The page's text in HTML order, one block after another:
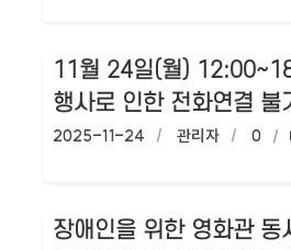
11월 24일(월)
행사로 인한 전화연결 불
작성일:
2025-11-24 작성자:
관리자 댓글
0
장애인을 위한 영화관 동